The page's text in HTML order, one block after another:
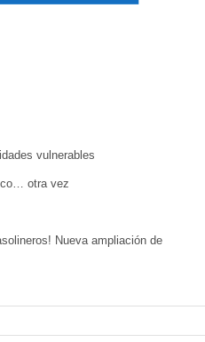
vulnerables
otra vez
Nueva ampliación de